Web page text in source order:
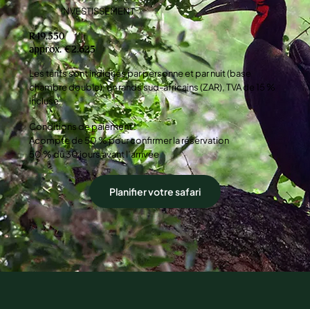
INVESTISSEMENT
R49,550
approx. €2.625
Les tarifs sont indiqués par personne et par nuit (base
chambre double), en rands sud-africains (ZAR), TVA de 15 %
incluse.
Conditions de paiement :
Acompte de 50 % pour confirmer la réservation
50 % dû 30 jours avant l’arrivée
Planifier votre safari